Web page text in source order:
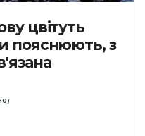
цвітуть
пояснюють, з